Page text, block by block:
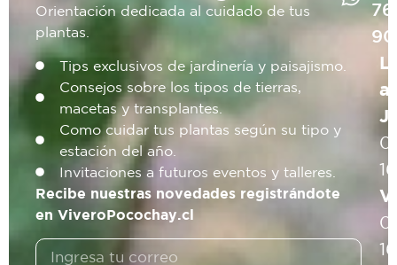
Orientación dedicada al cuidado de tus
plantas.
Tips exclusivos de jardinería y paisajismo.
Consejos sobre los tipos de tierras,
macetas y transplantes.
Como cuidar tus plantas según su tipo y
estación del año.
Invitaciones a futuros eventos y talleres.
Recibe nuestras novedades registrándote
en ViveroPocochay.cl
a